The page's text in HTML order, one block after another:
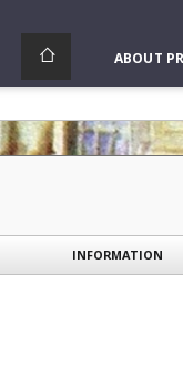
ABOUT
INFORMATION